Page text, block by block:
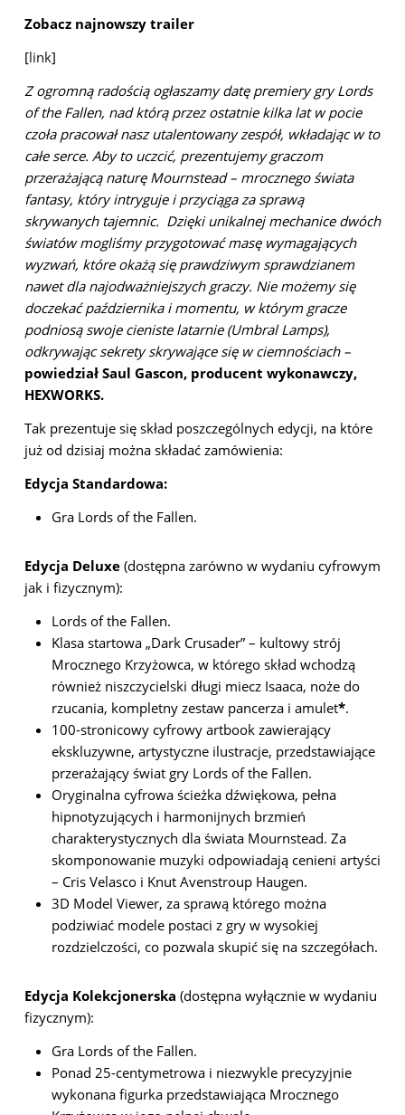
Zobacz najnowszy trailer
[link]
Z ogromną radością ogłaszamy datę premiery gry Lords
of the Fallen, nad którą przez ostatnie kilka lat w pocie
czoła pracował nasz utalentowany zespół, wkładając w to
całe serce. Aby to uczcić, prezentujemy graczom
przerażającą naturę Mournstead – mrocznego świata
fantasy, który intryguje i przyciąga za sprawą
skrywanych tajemnic. Dzięki unikalnej mechanice dwóch
światów mogliśmy przygotować masę wymagających
wyzwań, które okażą się prawdziwym sprawdzianem
nawet dla najodważniejszych graczy. Nie możemy się
doczekać października i momentu, w którym gracze
podniosą swoje cieniste latarnie (Umbral Lamps),
odkrywając sekrety skrywające się w ciemnościach –
powiedział Saul Gascon, producent wykonawczy,
HEXWORKS.
Tak prezentuje się skład poszczególnych edycji, na które
już od dzisiaj można składać zamówienia:
Edycja Standardowa:
Gra Lords of the Fallen.
Edycja Deluxe(dostępna zarówno w wydaniu cyfrowym
jak i fizycznym):
Lords of the Fallen.
Klasa startowa „Dark Crusader” – kultowy strój
Mrocznego Krzyżowca, w którego skład wchodzą
również niszczycielski długi miecz Isaaca, noże do
rzucania, kompletny zestaw pancerza i amulet*.
100-stronicowy cyfrowy artbook zawierający
ekskluzywne, artystyczne ilustracje, przedstawiające
przerażający świat gry Lords of the Fallen.
Oryginalna cyfrowa ścieżka dźwiękowa, pełna
hipnotyzujących i harmonijnych brzmień
charakterystycznych dla świata Mournstead. Za
skomponowanie muzyki odpowiadają cenieni artyści
– Cris Velasco i Knut Avenstroup Haugen.
3D Model Viewer, za sprawą którego można
podziwiać modele postaci z gry w wysokiej
rozdzielczości, co pozwala skupić się na szczegółach.
Edycja Kolekcjonerska (dostępna wyłącznie w wydaniu
fizycznym):
Gra Lords of the Fallen.
Ponad 25-centymetrowa i niezwykle precyzyjnie
wykonana figurka przedstawiająca Mrocznego